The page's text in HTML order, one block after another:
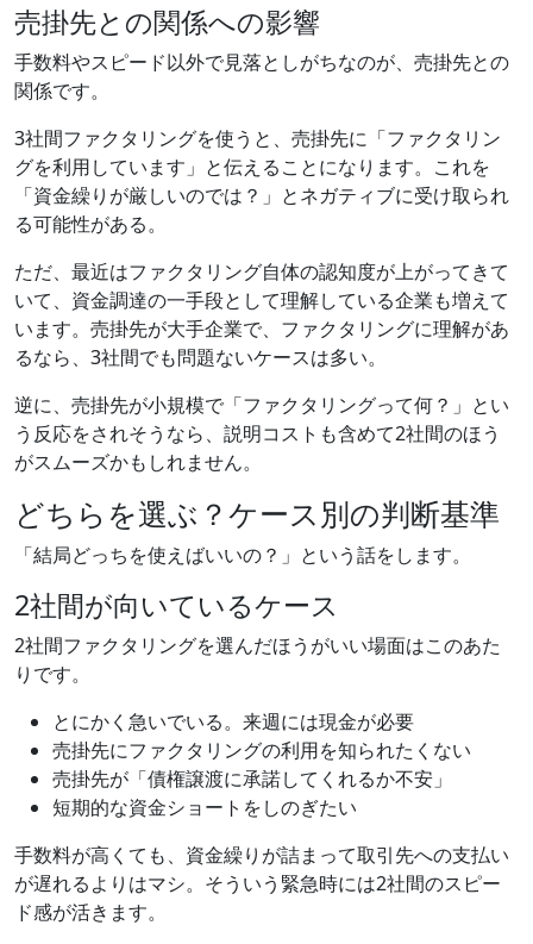
売掛先との関係への影響
手数料やスピード以外で見落としがちなのが、売掛先との
関係です。
3社間ファクタリングを使うと、売掛先に「ファクタリン
グを利用しています」と伝えることになります。これを
「資金繰りが厳しいのでは？」とネガティブに受け取られ
る可能性がある。
ただ、最近はファクタリング自体の認知度が上がってきて
いて、資金調達の一手段として理解している企業も増えて
います。売掛先が大手企業で、ファクタリングに理解があ
るなら、3社間でも問題ないケースは多い。
逆に、売掛先が小規模で「ファクタリングって何？」とい
う反応をされそうなら、説明コストも含めて2社間のほう
がスムーズかもしれません。
どちらを選ぶ？ケース別の判断基準
「結局どっちを使えばいいの？」という話をします。
2社間が向いているケース
2社間ファクタリングを選んだほうがいい場面はこのあた
りです。
とにかく急いでいる。来週には現金が必要
売掛先にファクタリングの利用を知られたくない
売掛先が「債権譲渡に承諾してくれるか不安」
短期的な資金ショートをしのぎたい
手数料が高くても、資金繰りが詰まって取引先への支払い
が遅れるよりはマシ。そういう緊急時には2社間のスピー
ド感が活きます。